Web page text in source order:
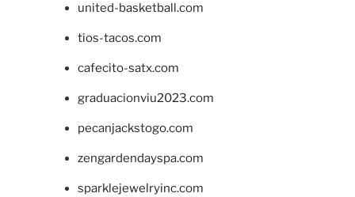
united-basketball.com
tios-tacos.com
cafecito-satx.com
graduacionviu2023.com
pecanjackstogo.com
zengardendayspa.com
sparklejewelryinc.com